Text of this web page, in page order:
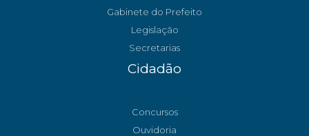
Gabinete do Prefeito
Legislação
Secretarias
Cidadão
Concursos
Ouvidoria